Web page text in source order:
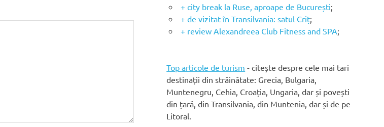
+ city break la Ruse, aproape de București;
+ de vizitat în Transilvania: satul Criț;
+ review Alexandreea Club Fitness and SPA;
Top articole de turism - citește despre cele mai tari
destinații din străinătate: Grecia, Bulgaria,
Muntenegru, Cehia, Croația, Ungaria, dar și povești
din țară, din Transilvania, din Muntenia, dar și de pe
Litoral.